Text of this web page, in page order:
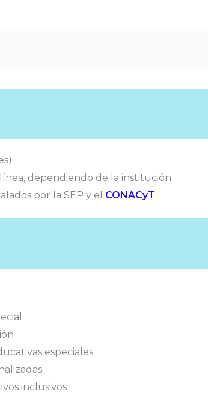
dependiendo de la institución
por la SEP y el CONACyT
especiales
inclusivos